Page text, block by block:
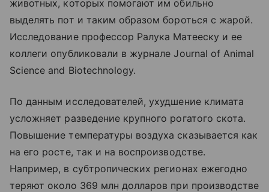
животных, которых помогают им обильно
выделять пот и таким образом бороться с жарой.
Исследование профессор Ралука Матееску и ее
коллеги опубликовали в журнале Journal of Animal
Science and Biotechnology.
По данным исследователей, ухудшение климата
усложняет разведение крупного рогатого скота.
Повышение температуры воздуха сказывается как
на его росте, так и на воспроизводстве.
Например, в субтропических регионах ежегодно
теряют около 369 млн долларов при производстве